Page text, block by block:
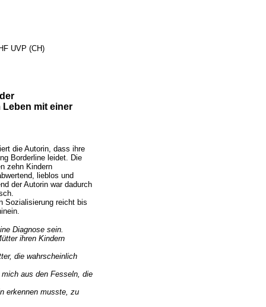
UVP (CH)
mit einer
die Autorin, dass ihre
Borderline leidet. Die
zehn Kindern
lieblos und
der Autorin war dadurch
Sozialisierung reicht bis
Diagnose sein.
ihren Kindern
die wahrscheinlich
aus den Fesseln, die
erkennen musste, zu